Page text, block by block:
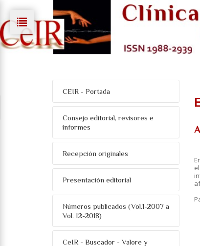
CEIR - Portada
Consejo editorial, revisores e
informes
Recepción originales
Presentación editorial
Números publicados (Vol.1-2007 a
Vol. 12-2018)
CeIR - Buscador - Valore y